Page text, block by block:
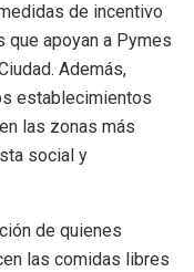
de incentivo
que apoyan a Pymes
Además,
establecimientos
las zonas más
social y
de quienes
las comidas libres